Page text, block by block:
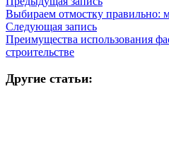
Выбираем отмостку правильно:
Следующая запись
Преимущества использования
строительстве
Другие статьи: